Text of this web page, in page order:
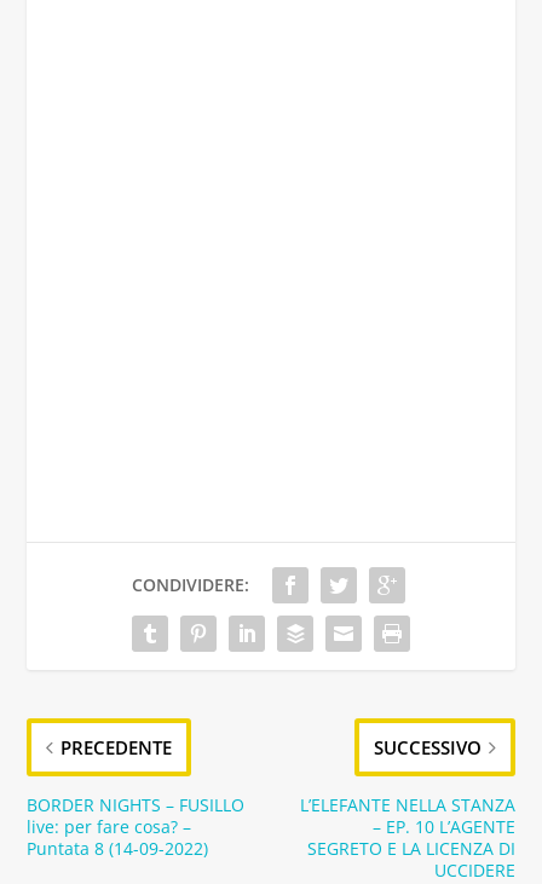
CONDIVIDERE:
PRECEDENTE
BORDER NIGHTS – FUSILLO
live: per fare cosa? –
Puntata 8 (14-09-2022)
SUCCESSIVO
L’ELEFANTE NELLA STANZA
– EP. 10 L’AGENTE
SEGRETO E LA LICENZA DI
UCCIDERE